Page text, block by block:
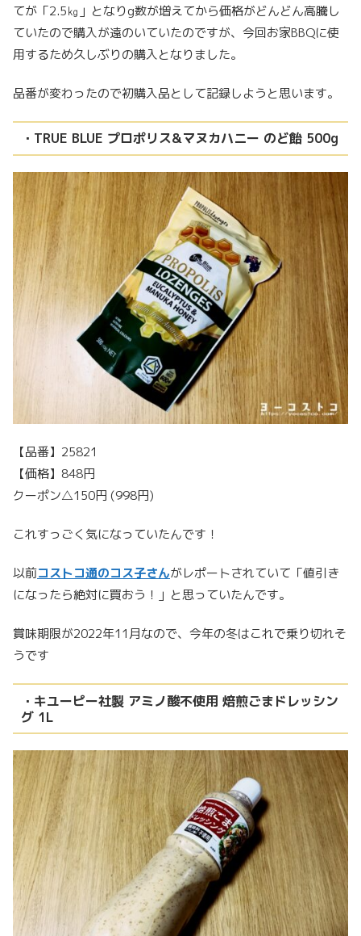
てが「2.5㎏」となりg数が増えてから価格がどんどん高騰し
ていたので購入が遠のいていたのですが、今回お家BBQに使
用するため久しぶりの購入となりました。
品番が変わったので初購入品として記録しようと思います。
・TRUE BLUE プロポリス&マヌカハニー のど飴 500g
【品番】25821
【価格】848円
クーポン△150円 (998円)
これすっごく気になっていたんです！
以前コストコ通のコス子さんがレポートされていて「値引き
になったら絶対に買おう！」と思っていたんです。
賞味期限が2022年11月なので、今年の冬はこれで乗り切れそ
うです
・キユーピー社製 アミノ酸不使用 焙煎ごまドレッシン
グ 1L